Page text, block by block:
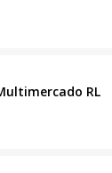
RL